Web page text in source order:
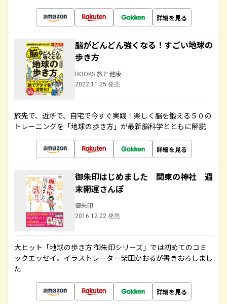
詳細を見る
脳がどんどん強くなる！すごい地球の
歩き方
BOOKS 旅と健康
2022.11.25 発売
旅先で、近所で、自宅で今すぐ実践！楽しく脳を鍛える５０の
トレーニングを「地球の歩き方」が最新脳科学とともに解説
詳細を見る
御朱印はじめました 関東の神社 週
末開運さんぽ
御朱印
2016.12.22 発売
大ヒット「地球の歩き方 御朱印シリーズ」では初めてのコミ
ックエッセイ。イラストレーター柴田かおるが書きおろしまし
た
詳細を見る